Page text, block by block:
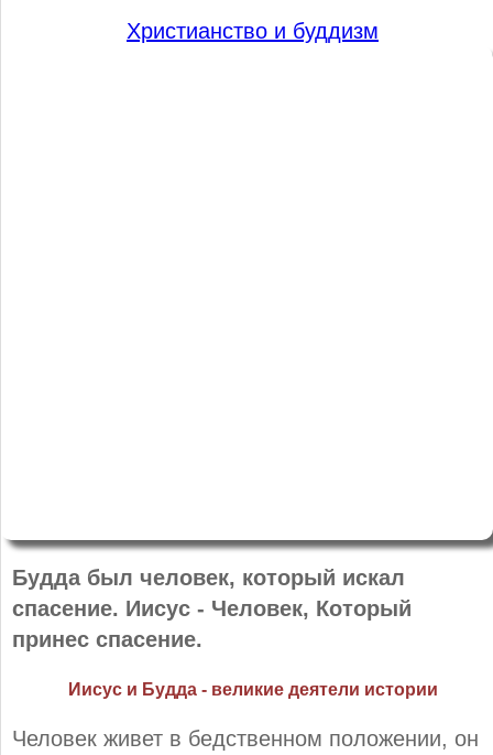
Христианство и буддизм
Будда был человек, который искал
спасение. Иисус - Человек, Который
принес спасение.
Иисус и Будда - великие деятели истории
Человек живет в бедственном положении, он